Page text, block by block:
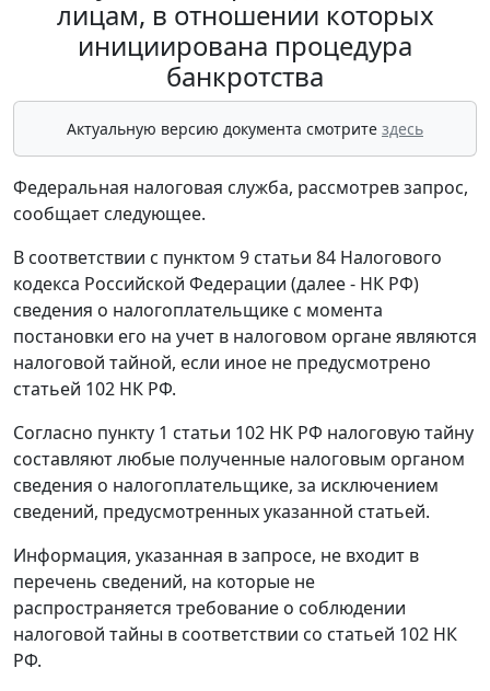
лицам, в отношении которых
инициирована процедура
банкротства
Актуальную версию документа смотрите здесь
Федеральная налоговая служба, рассмотрев запрос,
сообщает следующее.
В соответствии с пунктом 9 статьи 84 Налогового
кодекса Российской Федерации (далее - НК РФ)
сведения о налогоплательщике с момента
постановки его на учет в налоговом органе являются
налоговой тайной, если иное не предусмотрено
статьей 102 НК РФ.
Согласно пункту 1 статьи 102 НК РФ налоговую тайну
составляют любые полученные налоговым органом
сведения о налогоплательщике, за исключением
сведений, предусмотренных указанной статьей.
Информация, указанная в запросе, не входит в
перечень сведений, на которые не
распространяется требование о соблюдении
налоговой тайны в соответствии со статьей 102 НК
РФ.